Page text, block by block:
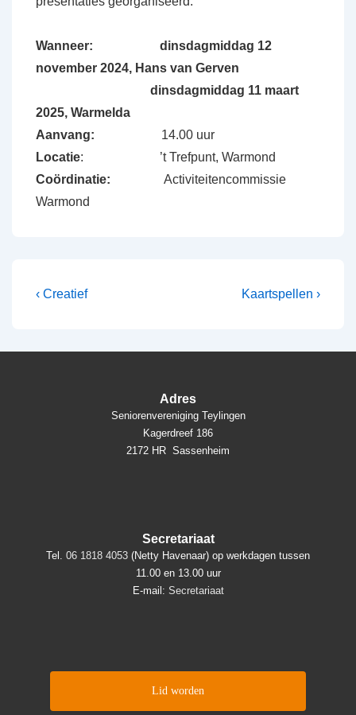
Wanneer: dinsdagmiddag 12
november 2024, Hans van Gerven
dinsdagmiddag 11 maart
2025, Warmelda
Aanvang: 14.00 uur
Locatie: ’t Trefpunt, Warmond
Coördinatie: Activiteitencommissie
Warmond
Bericht
Vorig
‹ Creatief
Volgende
Kaartspellen ›
Adres
Seniorenvereniging Teylingen
Kagerdreef 186
2172 HR Sassenheim
Secretariaat
Tel. 06 1818 4053 (Netty Havenaar) op werkdagen tussen
11.00 en 13.00 uur
E-mail: Secretariaat
Lid worden